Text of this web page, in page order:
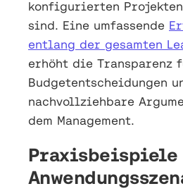
konfigurierten
sind. Eine umfassende
entlang der gesamten
erhöht die Transparenz
Budgetentscheidungen
nachvollziehbare
dem Management.
Praxisbeispiele